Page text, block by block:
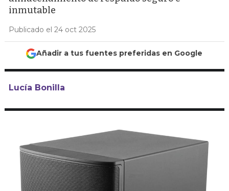
inmutable
Publicado el 24 oct 2025
Añadir a tus fuentes preferidas en Google
Lucía Bonilla